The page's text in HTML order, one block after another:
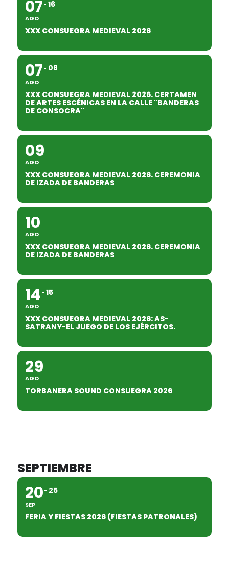
07
AGO
16
XXX CONSUEGRA MEDIEVAL 2026
07
AGO
08
XXX CONSUEGRA MEDIEVAL 2026. CERTAMEN
DE ARTES ESCÉNICAS EN LA CALLE "BANDERAS
DE CONSOCRA"
09
AGO
XXX CONSUEGRA MEDIEVAL 2026. CEREMONIA
DE IZADA DE BANDERAS
10
AGO
XXX CONSUEGRA MEDIEVAL 2026. CEREMONIA
DE IZADA DE BANDERAS
14
AGO
15
XXX CONSUEGRA MEDIEVAL 2026: AS-
SATRANY-EL JUEGO DE LOS EJÉRCITOS.
29
AGO
TORBANERA SOUND CONSUEGRA 2026
SEPTIEMBRE
20
SEP
25
FERIA Y FIESTAS 2026 (FIESTAS PATRONALES)